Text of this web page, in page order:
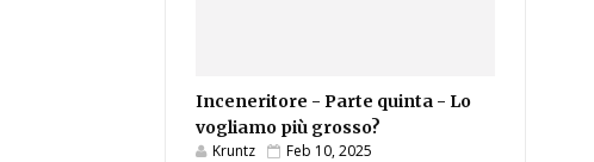
Inceneritore - Parte quinta - Lo
vogliamo più grosso?
Kruntz Feb 10, 2025